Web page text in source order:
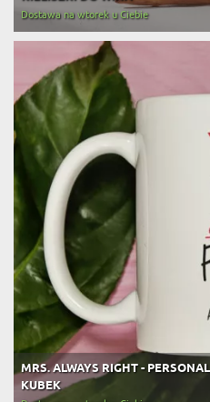
Dostawa na wtorek u Ciebie
MRS. ALWAYS RIGHT -
KUBEK